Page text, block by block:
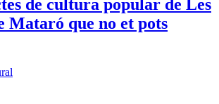
de cultura popular de Les
Mataró que no et pots